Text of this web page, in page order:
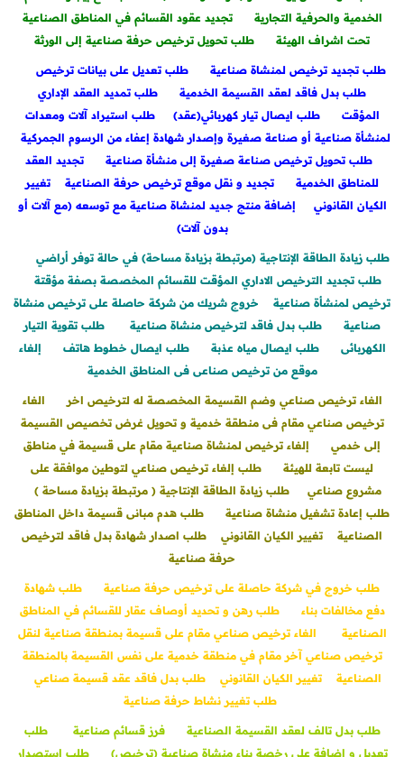
الخدمية والحرفية التجارية
تجديد عقود القسائم في المناطق الصناعية
تحت اشراف الهيئة
طلب تحويل ترخيص حرفة صناعية إلى الورثة
طلب تجديد ترخيص لمنشاة صناعية
طلب تعديل على بيانات ترخيص
طلب بدل فاقد لعقد القسيمة الخدمية
طلب تمديد العقد الإداري
المؤقت
طلب ايصال تيار كهربائي(عقد)
طلب استيراد آلات ومعدات
لمنشأة صناعية أو صناعة صغيرة وإصدار شهادة إعفاء من الرسوم الجمركية
طلب تحويل ترخيص صناعة صغيرة إلى منشأة صناعية
تجديد العقد
للمناطق الخدمية
تجديد و نقل موقع ترخيص حرفة الصناعية
تغيير
الكيان القانوني
إضافة منتج جديد لمنشاة صناعية مع توسعه (مع آلات أو
بدون آلات)
طلب زيادة الطاقة الإنتاجية (مرتبطة بزيادة مساحة) في حالة توفر أراضي
طلب تجديد الترخيص الاداري المؤقت للقسائم المخصصة بصفة مؤقتة
ترخيص لمنشأة صناعية
خروج شريك من شركة حاصلة على ترخيص منشاة
صناعية
طلب بدل فاقد لترخيص منشاة صناعية
طلب تقوية التيار
الكهربائى
طلب ايصال مياه عذبة طلب ايصال خطوط هاتف
إلغاء
موقع من ترخيص صناعى فى المناطق الخدمية
الغاء ترخيص صناعي وضم القسيمة المخصصة له لترخيص اخر
الغاء
ترخيص صناعي مقام فى منطقة خدمية و تحويل غرض تخصيص القسيمة
إلى خدمي
إلغاء ترخيص لمنشاة صناعية مقام على قسيمة في مناطق
ليست تابعة للهيئة
طلب إلغاء ترخيص صناعي لتوطين موافقة على
مشروع صناعي
طلب زيادة الطاقة الإنتاجية ( مرتبطة بزيادة مساحة )
طلب إعادة تشغيل منشاة صناعية
طلب هدم مبانى قسيمة داخل المناطق
الصناعية
تغيير الكيان القانوني
طلب اصدار شهادة بدل فاقد لترخيص
حرفة صناعية
طلب خروج في شركة حاصلة على ترخيص حرفة صناعية
طلب شهادة
دفع مخالفات بناء
طلب رهن و تحديد أوصاف عقار للقسائم في المناطق
الصناعية
الغاء ترخيص صناعي مقام على قسيمة بمنطقة صناعية لنقل
ترخيص صناعي آخر مقام في منطقة خدمية على نفس القسيمة بالمنطقة
الصناعية
تغيير الكيان القانوني
طلب بدل فاقد عقد قسيمة صناعي
طلب تغيير نشاط حرفة صناعية
طلب بدل تالف لعقد القسيمة الصناعية فرز قسائم صناعية
طلب
تعديل و اضافة علي رخصة بناء منشاة صناعية (ترخيص)
طلب استصدار